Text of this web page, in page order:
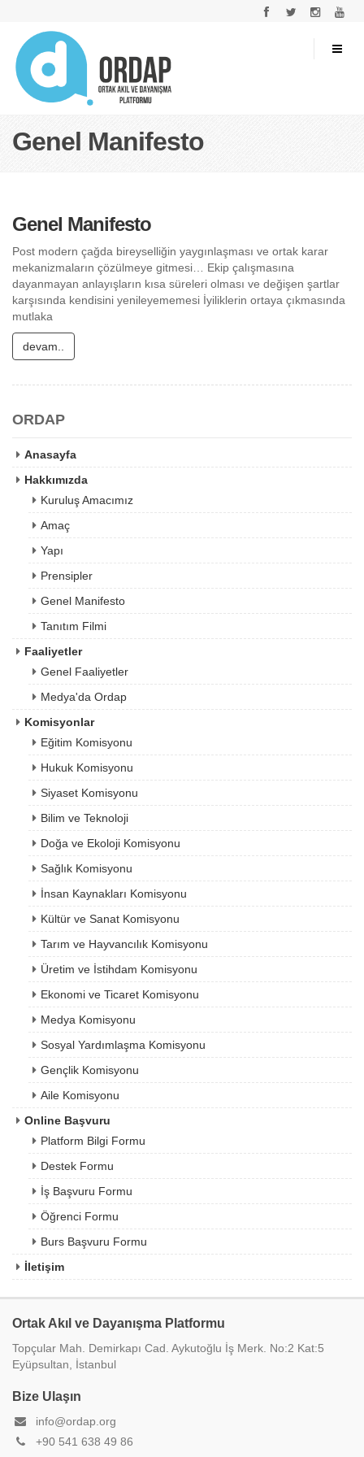
Genel Manifesto
Genel Manifesto
Post modern çağda bireyselliğin yaygınlaşması ve ortak karar
mekanizmaların çözülmeye gitmesi… Ekip çalışmasına
dayanmayan anlayışların kısa süreleri olması ve değişen şartlar
karşısında kendisini yenileyememesi İyiliklerin ortaya çıkmasında
mutlaka
devam..
ORDAP
Anasayfa
Hakkımızda
Kuruluş Amacımız
Amaç
Yapı
Prensipler
Genel Manifesto
Tanıtım Filmi
Faaliyetler
Genel Faaliyetler
Medya'da Ordap
Komisyonlar
Eğitim Komisyonu
Hukuk Komisyonu
Siyaset Komisyonu
Bilim ve Teknoloji
Doğa ve Ekoloji Komisyonu
Sağlık Komisyonu
İnsan Kaynakları Komisyonu
Kültür ve Sanat Komisyonu
Tarım ve Hayvancılık Komisyonu
Üretim ve İstihdam Komisyonu
Ekonomi ve Ticaret Komisyonu
Medya Komisyonu
Sosyal Yardımlaşma Komisyonu
Gençlik Komisyonu
Aile Komisyonu
Online Başvuru
Platform Bilgi Formu
Destek Formu
İş Başvuru Formu
Öğrenci Formu
Burs Başvuru Formu
İletişim
Ortak Akıl ve Dayanışma Platformu
Topçular Mah. Demirkapı Cad. Aykutoğlu İş Merk. No:2 Kat:5
Eyüpsultan, İstanbul
Bize Ulaşın
info@ordap.org
+90 541 638 49 86